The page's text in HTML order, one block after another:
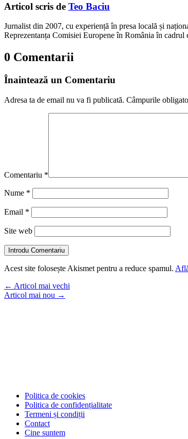
Articol scris de Teo Baciu
Jurnalist din 2007, cu experiență în presa locală și
Reprezentanța Comisiei Europene în România în
0 Comentarii
Înaintează un Comentariu
Adresa ta de email nu va fi publicată. Câmpurile
Comentariu *
Nume *
Email *
Site web
Introdu Comentariu
Acest site folosește Akismet pentru a reduce spamul.
← Articol mai vechi
Articol mai nou →
Politica de cookies
Politica de confidențialitate
Termeni și condiții
Contact
Cine suntem